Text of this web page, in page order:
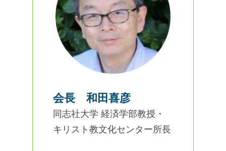
会長 和田喜彦
同志社大学 経済学部教授・
キリスト教文化センター所長